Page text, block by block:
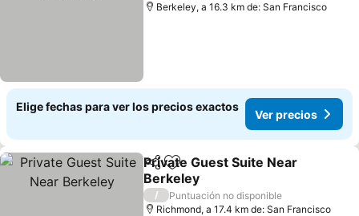
Berkeley, a 16.3 km de: San Francisco
Elige fechas para ver los precios exactos
Ver precios
CompartirAgregar a favoritos
Private Guest Suite Near
Berkeley
Ver precios
/
Puntuación no disponible
Richmond, a 17.4 km de: San Francisco